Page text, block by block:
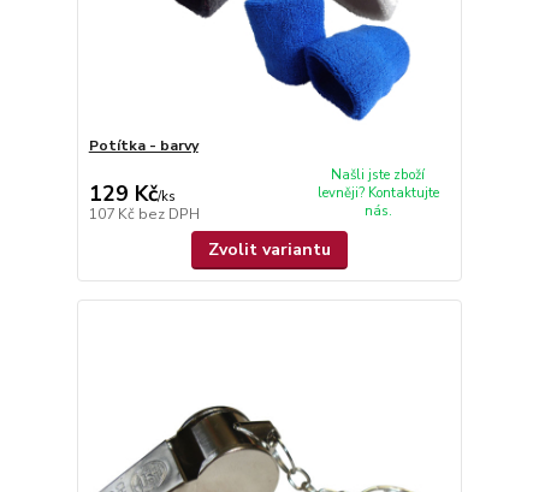
Potítka - barvy
129 Kč/ks
107 Kč bez DPH
Našli jste zboží
levněji? Kontaktujte
nás.
Zvolit variantu